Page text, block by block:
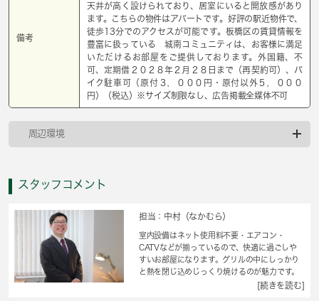
備考
天井が高く設けられており、居室にいると開放感があり
ます。こちらの物件はアパートです。好評の駅近物件で、
徒歩13分でのアクセスが可能です。板橋区の賃貸情報を
豊富に扱っている 城南コミュニティは、お客様に満足
いただけるお部屋をご提供しております。外国籍、不
可、定期借２０２８年２月２８日まで（再契約可）、バ
イク駐車可（原付３，０００円・原付以外５，０００
円）（税込）※サイズ制限なし、広告掲載全媒体不可
周辺環境
スタッフコメント
担当：中村（なかむら）
室内設備はネット使用料不要・エアコン・
CATVなどが揃っているので、快適に過ごしや
すいお部屋になります。グリルの中にしっかり
と熱を閉じ込めじっくり焼けるのが魅力です。
この物件は、駅まで徒歩13分に立地していま
[続きを読む]